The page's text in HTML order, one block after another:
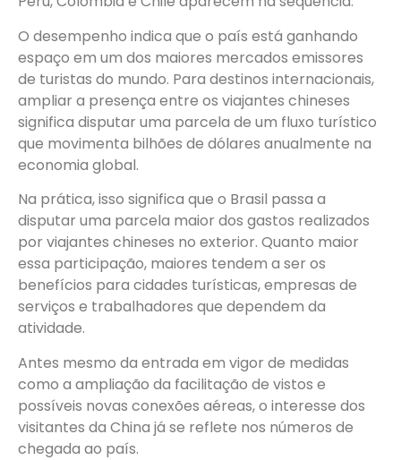
O desempenho indica que o país está ganhando
espaço em um dos maiores mercados emissores
de turistas do mundo. Para destinos internacionais,
ampliar a presença entre os viajantes chineses
significa disputar uma parcela de um fluxo turístico
que movimenta bilhões de dólares anualmente na
economia global.
Na prática, isso significa que o Brasil passa a
disputar uma parcela maior dos gastos realizados
por viajantes chineses no exterior. Quanto maior
essa participação, maiores tendem a ser os
benefícios para cidades turísticas, empresas de
serviços e trabalhadores que dependem da
atividade.
Antes mesmo da entrada em vigor de medidas
como a ampliação da facilitação de vistos e
possíveis novas conexões aéreas, o interesse dos
visitantes da China já se reflete nos números de
chegada ao país.